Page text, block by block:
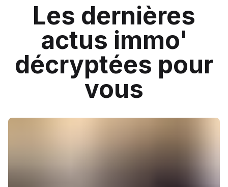
Les dernières
actus immo'
décryptées pour
vous